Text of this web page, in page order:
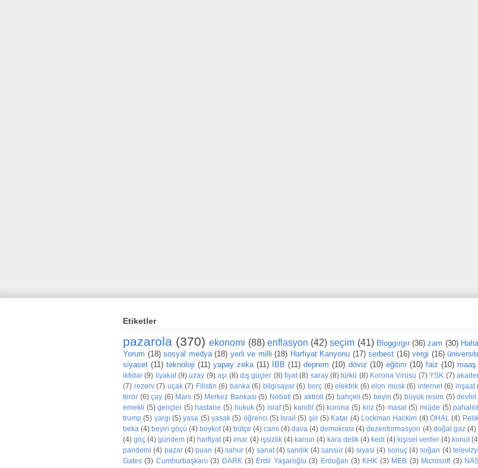
Etiketler
pazarola (370) ekonomi (88) enflasyon (42) seçim (41) Bloggırgır (36) zam (30)
Yorum (18) sosyal medya (18) yerli ve milli (18) Harfiyat Kanyonu (17) serbest (16) vergi (16)
siyaset (11) teknoloji (11) yapay zeka (11) İBB (11) deprem (10) döviz (10) eğitim (10) faiz (10) maaş
iktidar (9) liyakat (9) uzay (9) aşı (8) dış güçler (8) fiyat (8) saray (8) türkü (8) Korona Virüsü (7) YSK (7)
(7) rezerv (7) uçak (7) Filistin (6) banka (6) bilgisayar (6) borç (6) elektrik (6) elon musk (6) internet (6) inşaat
terör (6) çay (6) Mars (5) Merkez Bankası (5) Nebati (5) aktroll (5) bahçeli (5) beyin (5) büyük resim (5) devlet
emekli (5) gençler (5) hastane (5) hukuk (5) israf (5) kandil (5) korona (5) kriz (5) masal (5) müjde (5)
trump (5) yargı (5) yasa (5) yasak (5) öğrenci (5) İsrail (5) şiir (5) Katar (4) Lockman Hackim (4) OHAL (4)
beka (4) beyin göçü (4) boykot (4) bütçe (4) cami (4) dava (4) demokrasi (4) dezenformasyon (4) doğal gaz (4)
(4) göç (4) gündem (4) harfiyat (4) imar (4) işsizlik (4) kanun (4) kara delik (4) kedi (4) kişisel veriler (4) konut
pandemi (4) pazar (4) puan (4) sahur (4) sanat (4) sandık (4) sansür (4) siyasi (4) sonuç (4) soğan (4)
Gates (3) Cumhurbaşkanı (3) DARK (3) Erdil Yaşaroğlu (3) Erdoğan (3) KHK (3) MEB (3) Microsoft (3)